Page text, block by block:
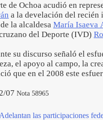
de Ochoa acudió en
a la develación del
la alcaldesa María Isaeva
del Deporte (IVD)
su discurso señaló el
el apoyo al campo, la
que en el 2008 este
07 Nota 58965
Adelantan las participaciones